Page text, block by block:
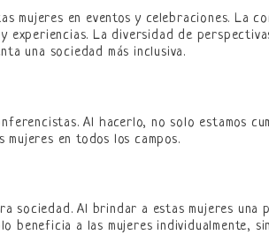
mujeres en eventos y celebraciones. La
experiencias. La diversidad de
una sociedad más inclusiva.
Al hacerlo, no solo estamos
en todos los campos.
sociedad. Al brindar a estas mujeres una
beneficia a las mujeres individualmente,